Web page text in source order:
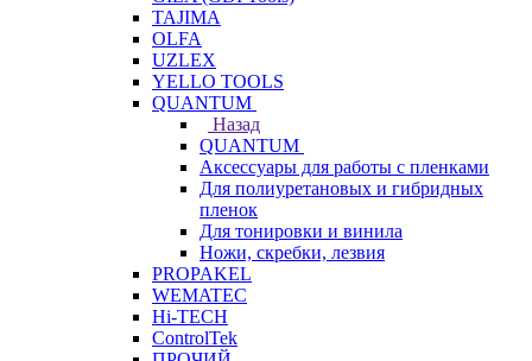
TAJIMA
OLFA
UZLEX
YELLO TOOLS
QUANTUM
Назад
QUANTUM
Аксессуары для работы с пленками
Для полиуретановых и гибридных
пленок
Для тонировки и винила
Ножи, скребки, лезвия
PROPAKEL
WEMATEC
Hi-TECH
ControlTek